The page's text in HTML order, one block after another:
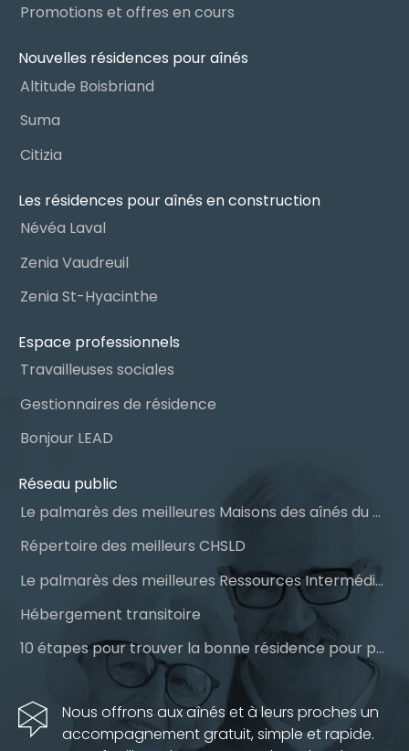
Promotions et offres en cours
Nouvelles résidences pour aînés
Altitude Boisbriand
Suma
Citizia
Les résidences pour aînés en construction
Névéa Laval
Zenia Vaudreuil
Zenia St-Hyacinthe
Espace professionnels
Travailleuses sociales
Gestionnaires de résidence
Bonjour LEAD
Réseau public
Le palmarès des meilleures Maisons des aînés du Québec
Répertoire des meilleurs CHSLD
Le palmarès des meilleures Ressources Intermédiaires (RI)
Hébergement transitoire
10 étapes pour trouver la bonne résidence pour personnes âgées
Nous offrons aux aînés et à leurs proches un
accompagnement gratuit, simple et rapide.